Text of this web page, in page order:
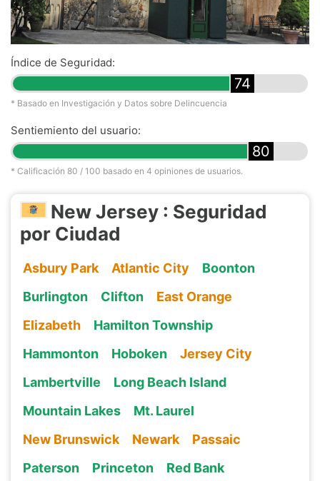
Índice de Seguridad:
74
* Basado en Investigación y Datos sobre Delincuencia
Sentiemiento del usuario:
80
* Calificación 80 / 100 basado en 4 opiniones de usuarios.
New Jersey : Seguridad
por Ciudad
Asbury Park Atlantic City
Boonton
Burlington
Clifton
East Orange
Elizabeth
Hamilton Township
Hammonton
Hoboken
Jersey City
Lambertville
Long Beach Island
Mountain Lakes
Mt. Laurel
New Brunswick
Newark
Passaic
Paterson
Princeton
Red Bank